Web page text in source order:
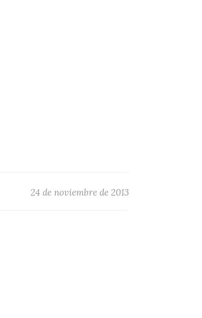
24 de noviembre de 2013